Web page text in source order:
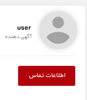
user
آگهی دهنده
اطلاعات تماس